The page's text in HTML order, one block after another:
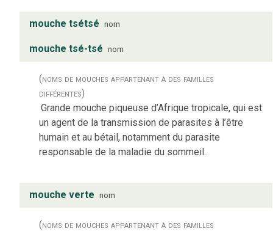
mouche tsétsé nom
mouche tsé-tsé nom
(noms de mouches appartenant à des familles
différentes)
Grande mouche piqueuse d’Afrique tropicale, qui est
un agent de la transmission de parasites à l’être
humain et au bétail, notamment du parasite
responsable de la maladie du sommeil.
mouche verte nom
(noms de mouches appartenant à des familles